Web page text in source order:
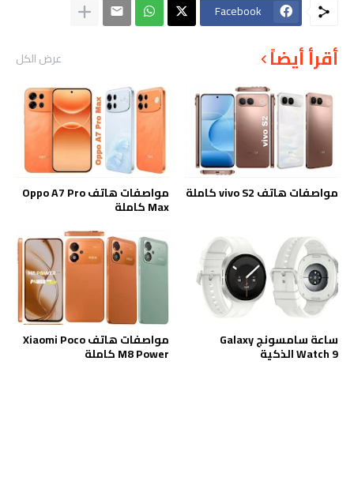
Facebook
أقرأ أيضاً عرض الكل
مواصفات هاتف vivo S2 كاملة مواصفات هاتف Oppo A7 Pro
Max كاملة
ساعة سامسونج Galaxy
Watch 9 الذكية
مواصفات هاتف Xiaomi Poco
M8 Power كاملة